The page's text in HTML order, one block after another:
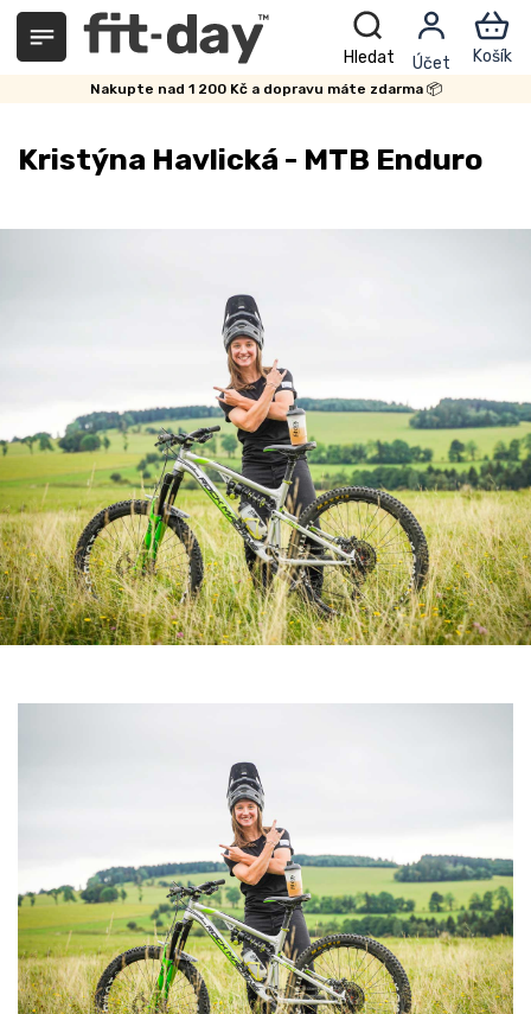
Přejít
obsah
Nakupte nad 1 200 Kč a dopravu máte zdarma 📦
Kristýna Havlická - MTB Enduro